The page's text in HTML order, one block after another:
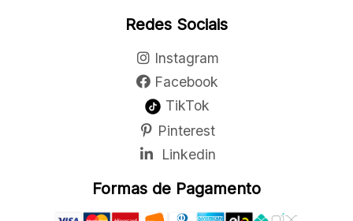
Redes Sociais
Instagram
Facebook
TikTok
Pinterest
Linkedin
Formas de Pagamento